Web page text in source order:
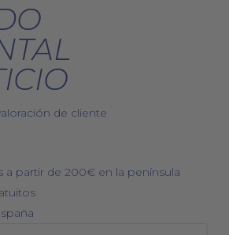
de cliente
a partir de 200€ en la península